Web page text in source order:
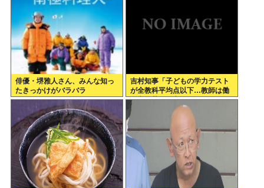
俳優・堺雅人さん、みんな知っ
たきっかけがバラバラ
吉村知事「子どもの学力テスト
が全教科平均点以下…教師は働
き方改革とか言ってないでどう
にかしろ」